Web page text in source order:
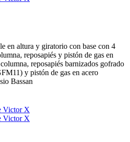
en altura y giratorio con base con 4
reposapiés y pistón de gas en
reposapiés barnizados gofrado
y pistón de gas en acero
Bassan